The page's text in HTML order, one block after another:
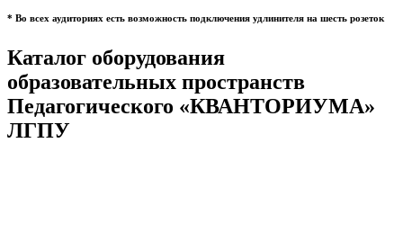
* Во всех аудиториях есть возможность подключения удлинителя на шесть розеток
Каталог оборудования
образовательных пространств
Педагогического «КВАНТОРИУМА»
ЛГПУ